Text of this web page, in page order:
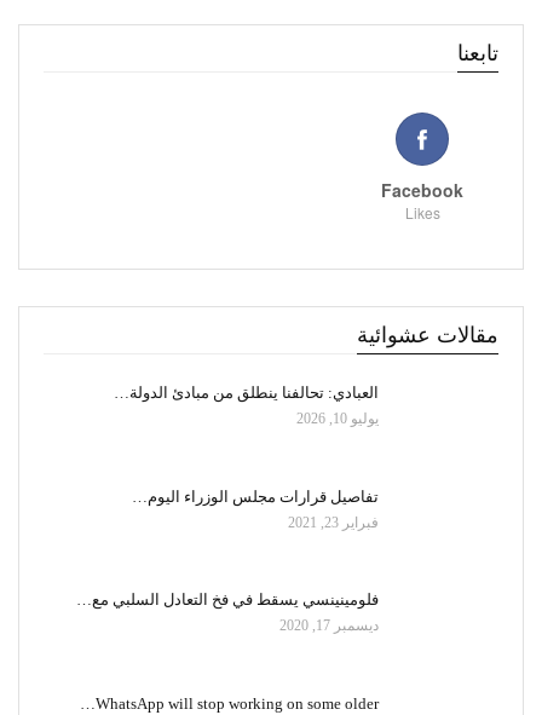
تابعنا
Facebook
Likes
مقالات عشوائية
العبادي: تحالفنا ينطلق من مبادئ الدولة…
يوليو 10, 2026
تفاصيل قرارات مجلس الوزراء اليوم…
فبراير 23, 2021
فلومينينسي يسقط في فخ التعادل السلبي مع…
ديسمبر 17, 2020
WhatsApp will stop working on some older…